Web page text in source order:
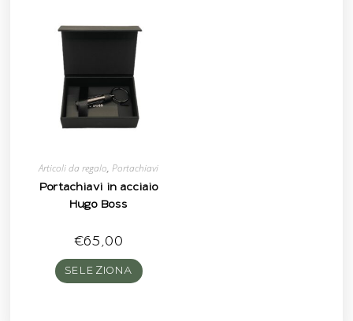
Articoli da regalo,Portachiavi
Portachiavi in acciaio
Hugo Boss
€65,00
SELEZIONA